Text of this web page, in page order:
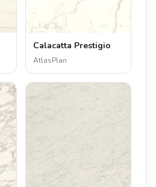
Calacatta Prestigio
AtlasPlan